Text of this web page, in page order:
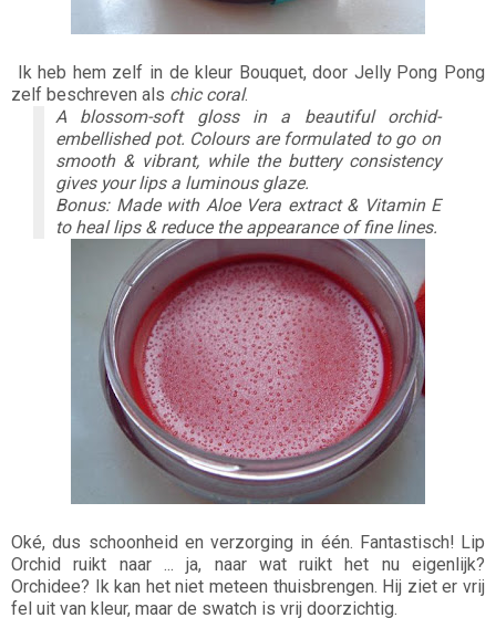
Ik heb hem zelf in de kleur Bouquet, door Jelly Pong Pong
zelf beschreven als chic coral.
A blossom-soft gloss in a beautiful orchid-
embellished pot. Colours are formulated to go on
smooth & vibrant, while the buttery consistency
gives your lips a luminous glaze.
Bonus: Made with Aloe Vera extract & Vitamin E
to heal lips & reduce the appearance of fine lines.
Oké, dus schoonheid en verzorging in één. Fantastisch! Lip
Orchid ruikt naar ... ja, naar wat ruikt het nu eigenlijk?
Orchidee? Ik kan het niet meteen thuisbrengen. Hij ziet er vrij
fel uit van kleur, maar de swatch is vrij doorzichtig.